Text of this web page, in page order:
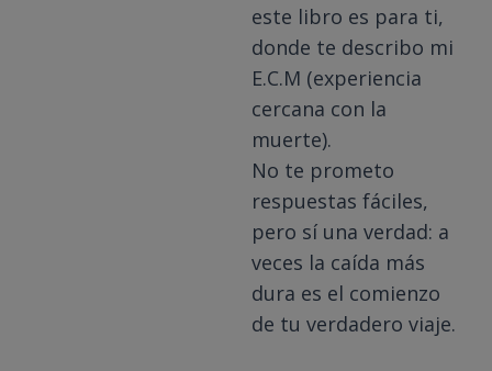
este libro es para ti,
donde te describo mi
E.C.M (experiencia
cercana con la
muerte).
No te prometo
respuestas fáciles,
pero sí una verdad: a
veces la caída más
dura es el comienzo
de tu verdadero viaje.